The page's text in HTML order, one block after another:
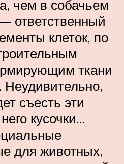
чем в собачьем
ответственный
клеток, по
ткани
Неудивительно,
съесть эти
кусочки…
для животных,